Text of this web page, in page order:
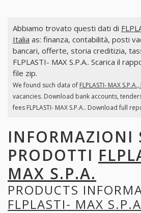
Abbiamo trovato questi dati di
Italia as: finanza, contabilità, posti
bancari, offerte, storia creditizia,
FLPLASTI- MAX S.P.A.. Scarica il
file zip.
We found such data of FLPLASTI- MAX
vacancies. Download bank accounts,
fees FLPLASTI- MAX S.P.A.. Download full
INFORMAZIONI
PRODOTTI
MAX S.P.A.
PRODUCTS
FLPLASTI- MAX